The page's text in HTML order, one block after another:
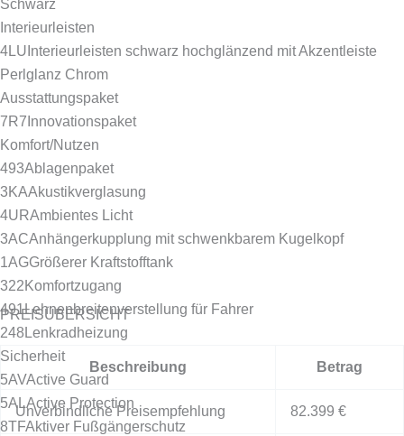
Schwarz
Interieurleisten
4LU Interieurleisten schwarz hochglänzend mit Akzentleiste
Perlglanz Chrom
Ausstattungspaket
7R7 Innovationspaket
Komfort/Nutzen
493Ablagenpaket
3KAAkustikverglasung
4URAmbientes Licht
3ACAnhängerkupplung mit schwenkbarem Kugelkopf
1AGGrößerer Kraftstofftank
322 Komfortzugang
491Lehnenbreitenverstellung für Fahrer
248 Lenkradheizung
Sicherheit
5AVActive Guard
5ALActive Protection
8TFAktiver Fußgängerschutz
PREISÜBERSICHT
Beschreibung Betrag
Unverbindliche Preisempfehlung 82.399 €